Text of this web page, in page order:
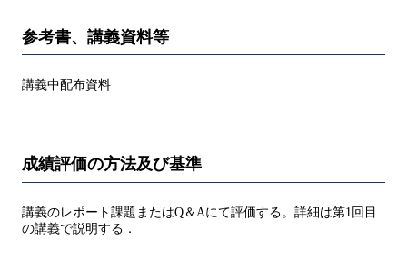
参考書、講義資料等
講義中配布資料
成績評価の方法及び基準
講義のレポート課題またはQ＆Aにて評価する。詳細は第1回目
の講義で説明する．